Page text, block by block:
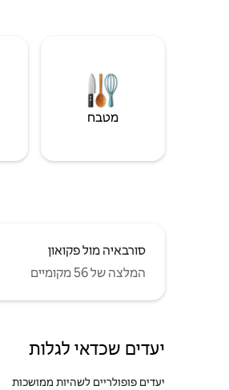
מטבח
סורבאיה מול פקואון
המלצה של 56 מקומיים
יעדים שכדאי לגלות
יעדים פופולריים לשהיות ממושכות